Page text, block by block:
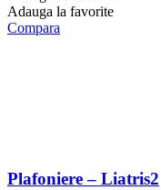
Adauga la favorite
Compara
Plafoniere – Liatris2